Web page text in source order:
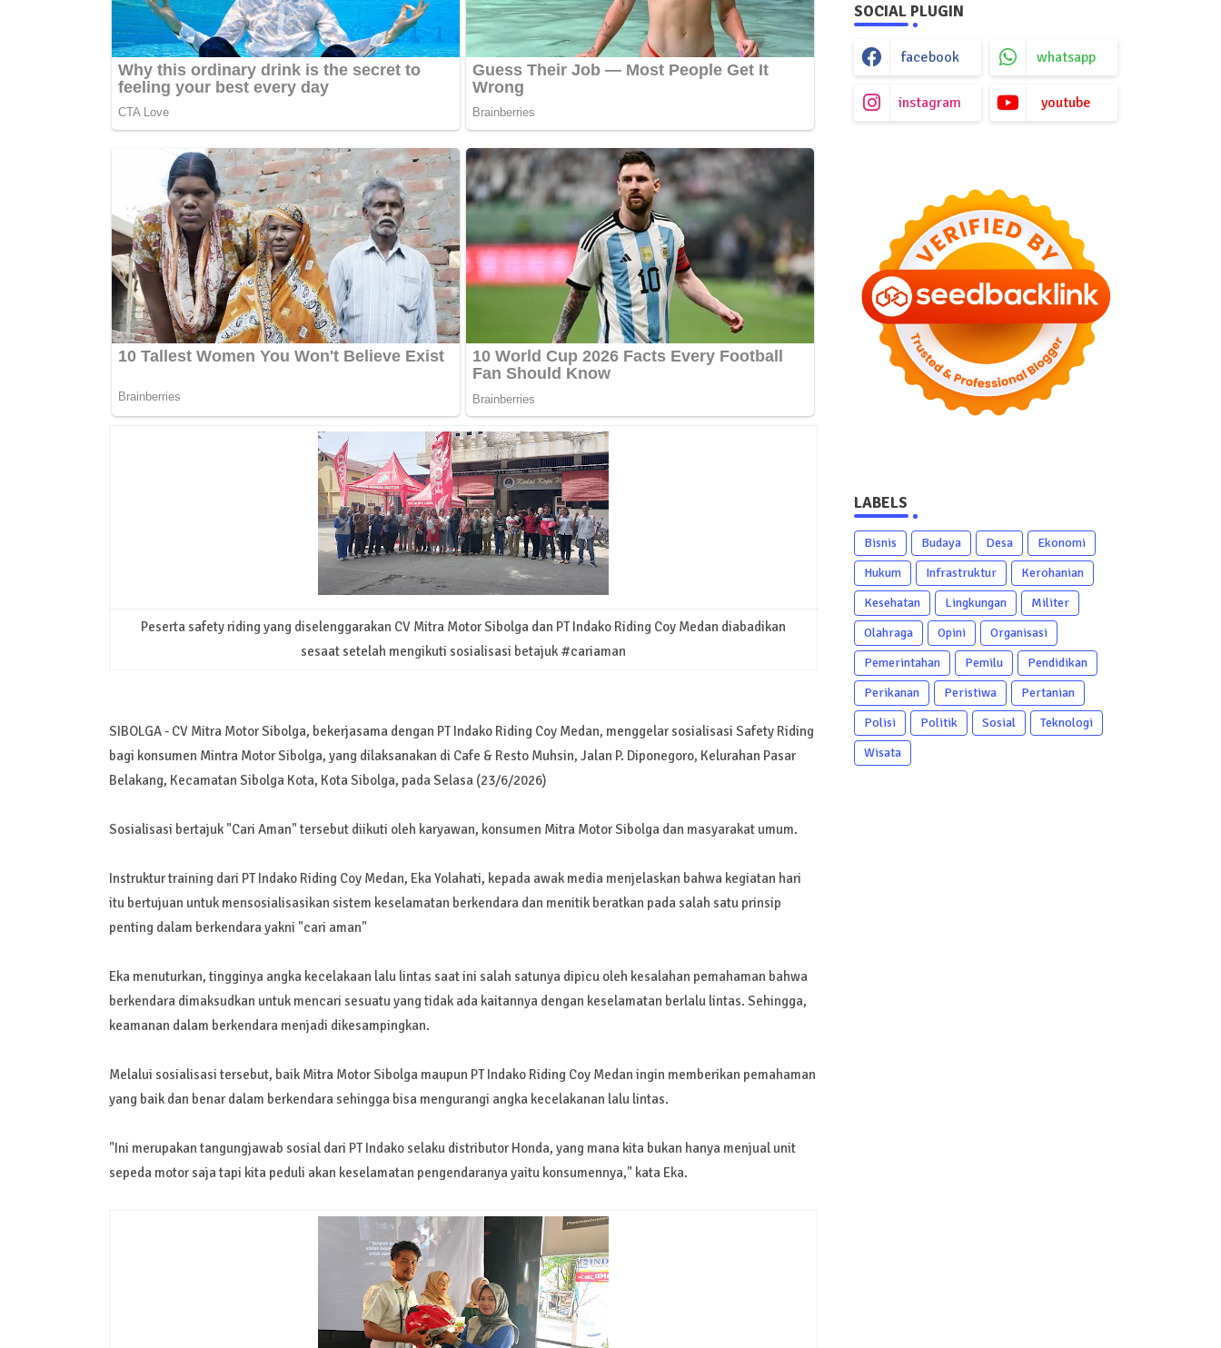
Peserta safety riding yang diselenggarakan CV Mitra Motor Sibolga dan PT Indako Riding Coy Medan diabadikan
sesaat setelah mengikuti sosialisasi betajuk #cariaman
SIBOLGA - CV Mitra Motor Sibolga, bekerjasama dengan PT Indako Riding Coy Medan, menggelar sosialisasi Safety Riding
bagi konsumen Mintra Motor Sibolga, yang dilaksanakan di Cafe & Resto Muhsin, Jalan P. Diponegoro, Kelurahan Pasar
Belakang, Kecamatan Sibolga Kota, Kota Sibolga, pada Selasa (23/6/2026)
Sosialisasi bertajuk "Cari Aman" tersebut diikuti oleh karyawan, konsumen Mitra Motor Sibolga dan masyarakat umum.
Instruktur training dari PT Indako Riding Coy Medan, Eka Yolahati, kepada awak media menjelaskan bahwa kegiatan hari
itu bertujuan untuk mensosialisasikan sistem keselamatan berkendara dan menitik beratkan pada salah satu prinsip
penting dalam berkendara yakni "cari aman"
Eka menuturkan, tingginya angka kecelakaan lalu lintas saat ini salah satunya dipicu oleh kesalahan pemahaman bahwa
berkendara dimaksudkan untuk mencari sesuatu yang tidak ada kaitannya dengan keselamatan berlalu lintas. Sehingga,
keamanan dalam berkendara menjadi dikesampingkan.
Melalui sosialisasi tersebut, baik Mitra Motor Sibolga maupun PT Indako Riding Coy Medan ingin memberikan pemahaman
yang baik dan benar dalam berkendara sehingga bisa mengurangi angka kecelakanan lalu lintas.
"Ini merupakan tangungjawab sosial dari PT Indako selaku distributor Honda, yang mana kita bukan hanya menjual unit
sepeda motor saja tapi kita peduli akan keselamatan pengendaranya yaitu konsumennya," kata Eka.
SOCIAL PLUGIN
facebook whatsapp
instagram youtube
LABELS
Bisnis Budaya Desa
Ekonomi
Hukum
Infrastruktur
Kerohanian
Kesehatan
Lingkungan
Militer
Olahraga
Opini
Organisasi
Pemerintahan
Pemilu
Pendidikan
Perikanan
Peristiwa
Pertanian
Polisi
Politik Sosial
Teknologi
Wisata